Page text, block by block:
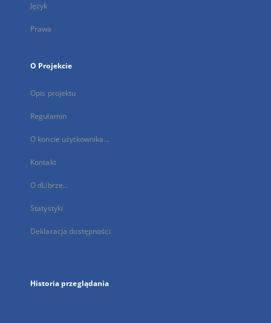
Język
Prawa
O Projekcie
Opis projektu
Regulamin
O koncie użytkownika...
Kontakt
O dLibrze...
Statystyki
Deklaracja dostępności
Historia przeglądania